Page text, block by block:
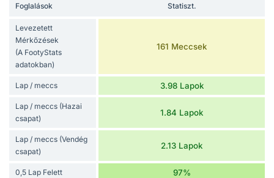
Foglalások Statiszt.
Levezetett
Mérkőzések
(A FootyStats
adatokban)
161 Meccsek
Lap / meccs 3.98 Lapok
Lap / meccs (Hazai
csapat)
1.84 Lapok
Lap / meccs (Vendég
csapat)
2.13 Lapok
0,5 Lap Felett 97%